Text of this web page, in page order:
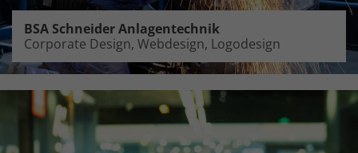
BSA Schneider Anlagentechnik
Corporate Design, Webdesign, Logodesign